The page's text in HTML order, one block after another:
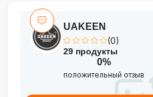
UAKEEN
(0)
29 продукты
0%
положительный отзыв